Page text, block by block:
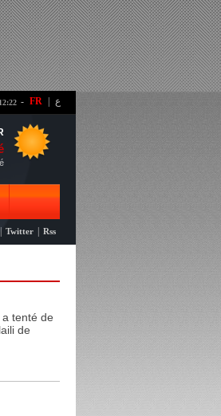
- FR ع
Twitter Rss
tenté de
de